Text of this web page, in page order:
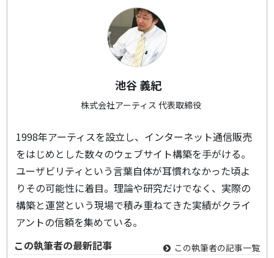
池谷 義紀
株式会社アーティス 代表取締役
1998年アーティスを設立し、インターネット通信販売
をはじめとした数々のウェブサイト構築を手がける。
ユーザビリティという言葉自体が耳慣れなかった頃よ
りその可能性に着目。理論や研究だけでなく、実際の
構築と運営という現場で積み重ねてきた実績がクライ
アントの信頼を集めている。
この執筆者の最新記事
この執筆者の記事一覧